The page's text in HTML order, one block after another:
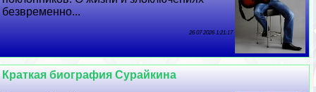
безвременно...
26 07 2026 1:21:17
Краткая биография Сурайкина